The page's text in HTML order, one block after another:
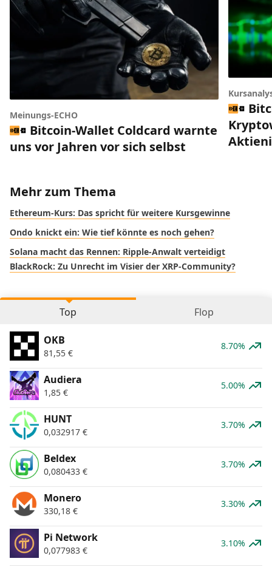
Meinungs-ECHO
Bitcoin-Wallet Coldcard warnte
uns vor Jahren vor sich selbst
Mehr zum Thema
Ethereum-Kurs: Das spricht für weitere Kursgewinne
Ondo knickt ein: Wie tief könnte es noch gehen?
Solana macht das Rennen: Ripple-Anwalt verteidigt
BlackRock: Zu Unrecht im Visier der XRP-Community?
Top Flop
OKB
81,55 €
8.70%
Audiera
1,85 €
5.00%
HUNT
0,032917 €
3.70%
Beldex
0,080433 €
3.70%
Monero
330,18 €
3.30%
Pi Network
0,077983 €
3.10%